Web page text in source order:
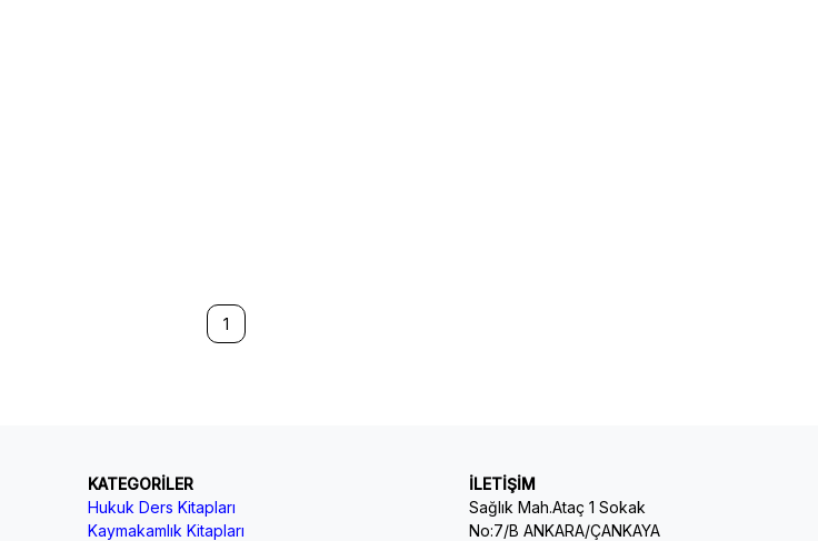
1
KATEGORİLER
Hukuk Ders Kitapları
Kaymakamlık Kitapları
İLETİŞİM
Sağlık Mah.Ataç 1 Sokak
No:7/B ANKARA/ÇANKAYA